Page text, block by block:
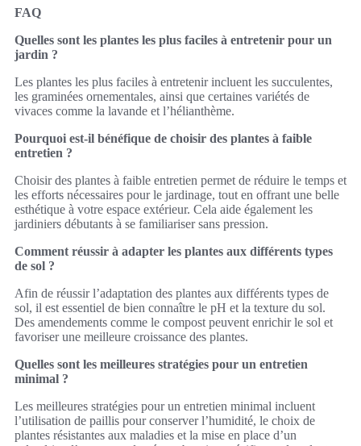
FAQ
Quelles sont les plantes les plus faciles à entretenir pour un
jardin ?
Les plantes les plus faciles à entretenir incluent les succulentes,
les graminées ornementales, ainsi que certaines variétés de
vivaces comme la lavande et l’hélianthème.
Pourquoi est-il bénéfique de choisir des plantes à faible
entretien ?
Choisir des plantes à faible entretien permet de réduire le temps et
les efforts nécessaires pour le jardinage, tout en offrant une belle
esthétique à votre espace extérieur. Cela aide également les
jardiniers débutants à se familiariser sans pression.
Comment réussir à adapter les plantes aux différents types
de sol ?
Afin de réussir l’adaptation des plantes aux différents types de
sol, il est essentiel de bien connaître le pH et la texture du sol.
Des amendements comme le compost peuvent enrichir le sol et
favoriser une meilleure croissance des plantes.
Quelles sont les meilleures stratégies pour un entretien
minimal ?
Les meilleures stratégies pour un entretien minimal incluent
l’utilisation de paillis pour conserver l’humidité, le choix de
plantes résistantes aux maladies et la mise en place d’un